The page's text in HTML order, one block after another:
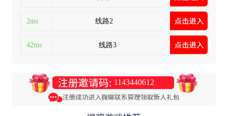
2ms 线路2
42ms 线路3
1143440612